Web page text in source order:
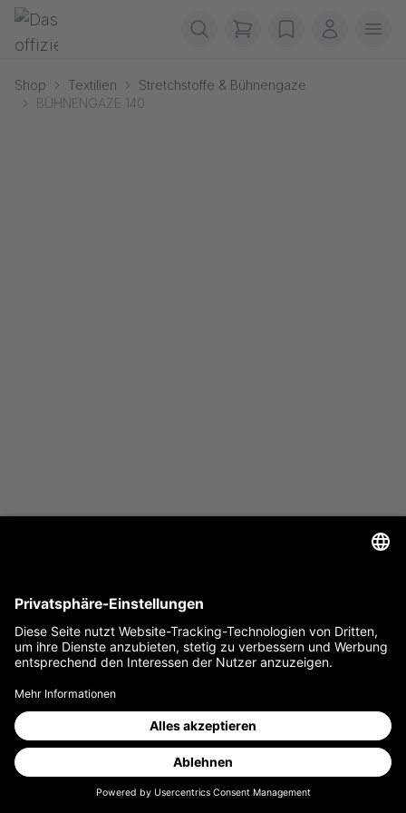
Navigation überspringen
Gerriets
items in cart, view
wishlistMein
Shop Textilien
Stretchstoffe & Bühnengaze
BÜHNENGAZE 140